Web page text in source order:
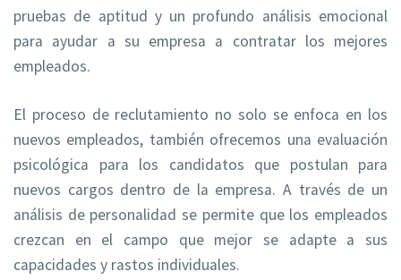
pruebas de aptitud y un profundo análisis emocional
para ayudar a su empresa a contratar los mejores
empleados.
El proceso de reclutamiento no solo se enfoca en los
nuevos empleados, también ofrecemos una evaluación
psicológica para los candidatos que postulan para
nuevos cargos dentro de la empresa. A través de un
análisis de personalidad se permite que los empleados
crezcan en el campo que mejor se adapte a sus
capacidades y rastos individuales.